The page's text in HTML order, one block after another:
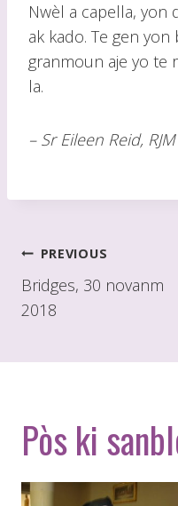
Nwèl a capella, yon
ak kado. Te gen
granmoun aje yo te
la.
– Sr Eileen Reid, RJM
Poste
navigasyon
PREVIOUS
Bridges, 30 novanm
2018
Pòs ki